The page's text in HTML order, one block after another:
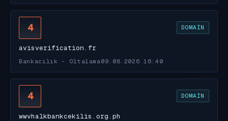
4 DOMAIN
avisverification.fr
Bankacılık - Oltalama 09.08.2026 16:40
4 DOMAIN
wwvhalkbankcekilis.org.ph